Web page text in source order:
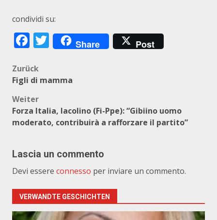
condividi su:
Facebook
Twitter
Share Post
Beitragsnavigation
Zurück
Figli di mamma
Weiter
Forza Italia, Iacolino (Fi-Ppe): “Gibiino uomo
moderato, contribuirà a rafforzare il partito”
Lascia un commento
Devi essere connesso per inviare un commento.
VERWANDTE GESCHICHTEN